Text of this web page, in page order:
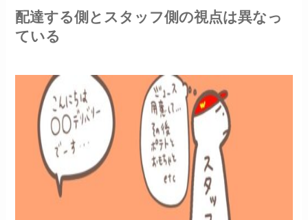
配達する側とスタッフ側の視点は異なっ
ている